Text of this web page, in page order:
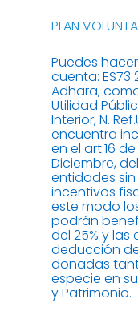
PLAN
Puedes
cuenta: ES73
Adhara,
Utilidad
Interior, N.
encuentra
en el art.16
Diciembre,
entidades
incentivos
este modo
podrán
del 25% y
deducción
donadas
especie en
y Patrimonio.